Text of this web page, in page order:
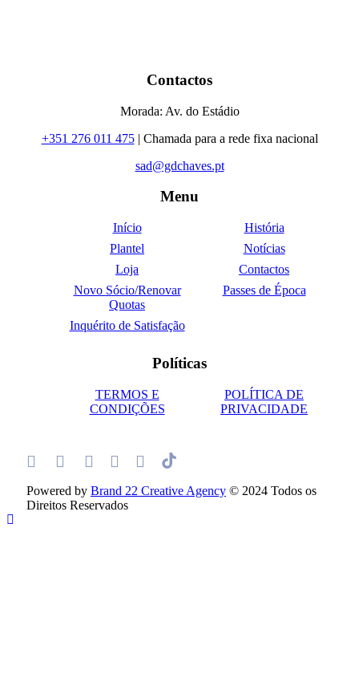
Contactos
Morada: Av. do Estádio
+351 276 011 475| Chamada para a rede fixa nacional
sad@gdchaves.pt
Menu
Início
História
Plantel
Notícias
Loja
Contactos
Novo Sócio/Renovar
Quotas
Passes de Época
Inquérito de Satisfação
Políticas
TERMOS E
CONDIÇÕES
POLÍTICA DE
PRIVACIDADE
Powered by Brand 22 Creative Agency © 2024 Todos os
Direitos Reservados